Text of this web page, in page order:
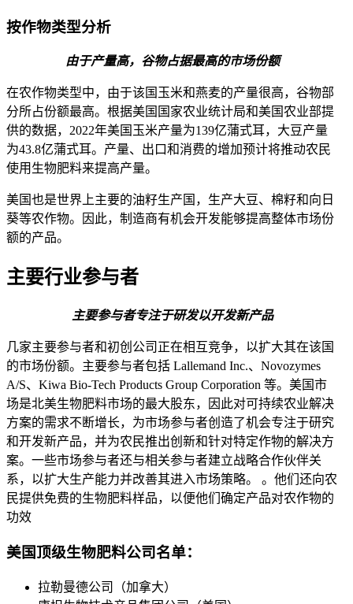
按作物类型分析
由于产量高，谷物占据最高的市场份额
在农作物类型中，由于该国玉米和燕麦的产量很高，谷物部
分所占份额最高。根据美国国家农业统计局和美国农业部提
供的数据，2022年美国玉米产量为139亿蒲式耳，大豆产量
为43.8亿蒲式耳。产量、出口和消费的增加预计将推动农民
使用生物肥料来提高产量。
美国也是世界上主要的油籽生产国，生产大豆、棉籽和向日
葵等农作物。因此，制造商有机会开发能够提高整体市场份
额的产品。
主要行业参与者
主要参与者专注于研发以开发新产品
几家主要参与者和初创公司正在相互竞争，以扩大其在该国
的市场份额。主要参与者包括 Lallemand Inc.、Novozymes
A/S、Kiwa Bio-Tech Products Group Corporation 等。美国市
场是北美生物肥料市场的最大股东，因此对可持续农业解决
方案的需求不断增长，为市场参与者创造了机会专注于研究
和开发新产品，并为农民推出创新和针对特定作物的解决方
案。一些市场参与者还与相关参与者建立战略合作伙伴关
系，以扩大生产能力并改善其进入市场策略。 。他们还向农
民提供免费的生物肥料样品，以便他们确定产品对农作物的
功效
美国顶级生物肥料公司名单：
拉勒曼德公司（加拿大）